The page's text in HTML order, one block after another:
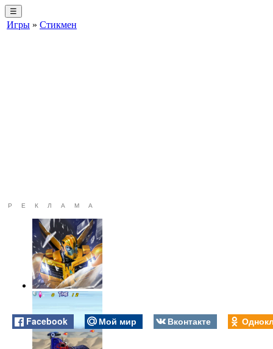
☰
Игры » Стикмен
РЕКЛАМА
Facebook Мой мир Вконтакте